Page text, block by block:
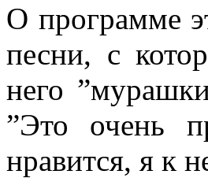
О программе
песни, с
него
”Это очень
нравится, я к